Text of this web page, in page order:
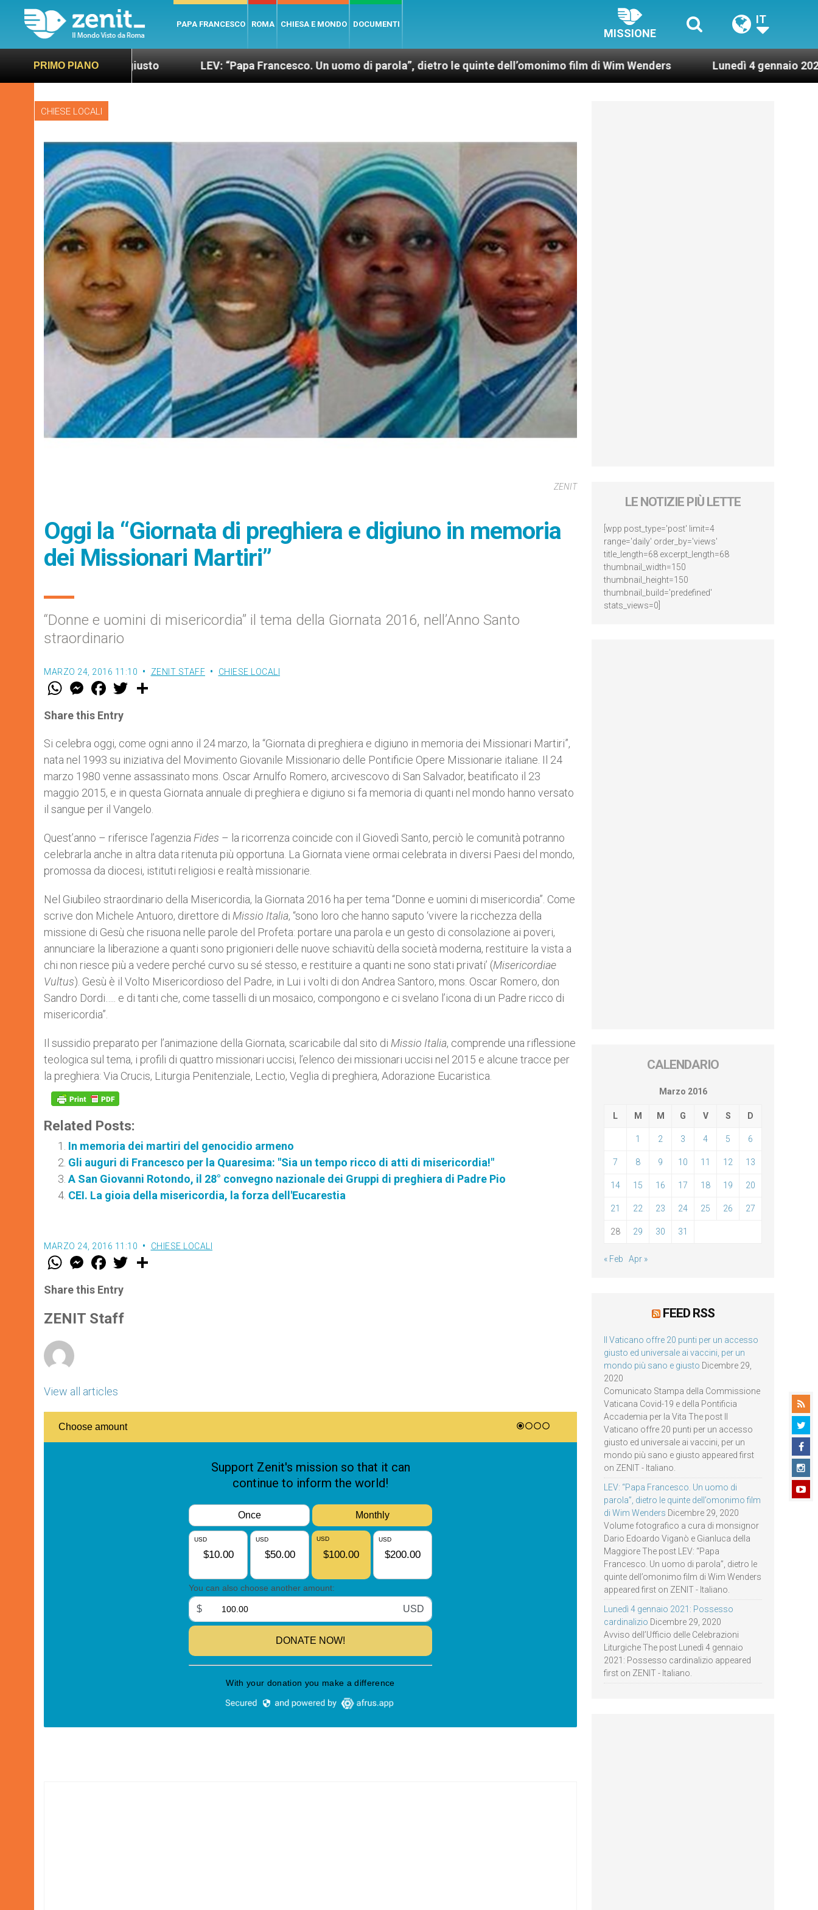
PAPA FRANCESCO ROMA CHIESA E MONDO DOCUMENTI
MISSIONE
IT
PRIMO PIANO
sano e giusto LEV: “Papa Francesco. Un uomo di parola”, dietro le quinte dell’omonimo film di Wim Wenders Lunedì 4 gennaio 2021: Possesso
CHIESE LOCALI
ZENIT
Oggi la “Giornata di preghiera e digiuno in memoria
dei Missionari Martiri”
“Donne e uomini di misericordia” il tema della Giornata 2016, nell’Anno Santo
straordinario
MARZO 24, 2016 11:10 ZENIT STAFF CHIESE LOCALI
W
t
s
p
p
M
e
s
e
g
e
r
F
a
e
b
o
k
w
r
Share this Entry
Si celebra oggi, come ogni anno il 24 marzo, la “Giornata di preghiera e digiuno in memoria dei Missionari Martiri”,
nata nel 1993 su iniziativa del Movimento Giovanile Missionario delle Pontificie Opere Missionarie italiane. Il 24
marzo 1980 venne assassinato mons. Oscar Arnulfo Romero, arcivescovo di San Salvador, beatificato il 23
maggio 2015, e in questa Giornata annuale di preghiera e digiuno si fa memoria di quanti nel mondo hanno versato
il sangue per il Vangelo.
Quest’anno – riferisce l’agenzia Fides – la ricorrenza coincide con il Giovedì Santo, perciò le comunità potranno
celebrarla anche in altra data ritenuta più opportuna. La Giornata viene ormai celebrata in diversi Paesi del mondo,
promossa da diocesi, istituti religiosi e realtà missionarie.
Nel Giubileo straordinario della Misericordia, la Giornata 2016 ha per tema “Donne e uomini di misericordia”. Come
scrive don Michele Antuoro, direttore di Missio Italia, “sono loro che hanno saputo ‘vivere la ricchezza della
missione di Gesù che risuona nelle parole del Profeta: portare una parola e un gesto di consolazione ai poveri,
annunciare la liberazione a quanti sono prigionieri delle nuove schiavitù della società moderna, restituire la vista a
chi non riesce più a vedere perché curvo su sé stesso, e restituire a quanti ne sono stati privati’ (Misericordiae
Vultus). Gesù è il Volto Misericordioso del Padre, in Lui i volti di don Andrea Santoro, mons. Oscar Romero, don
Sandro Dordi….. e di tanti che, come tasselli di un mosaico, compongono e ci svelano l’icona di un Padre ricco di
misericordia”.
​Il sussidio preparato per l’animazione della Giornata, scaricabile dal sito di Missio Italia, comprende una riflessione
teologica sul tema, i profili di quattro missionari uccisi, l’elenco dei missionari uccisi nel 2015 e alcune tracce per
la preghiera: Via Crucis, Liturgia Penitenziale, Lectio, Veglia di preghiera, Adorazione Eucaristica.
Related Posts:
In memoria dei martiri del genocidio armeno
Gli auguri di Francesco per la Quaresima: "Sia un tempo ricco di atti di misericordia!"
A San Giovanni Rotondo, il 28° convegno nazionale dei Gruppi di preghiera di Padre Pio
CEI. La gioia della misericordia, la forza dell'Eucarestia
MARZO 24, 2016 11:10 CHIESE LOCALI
W
t
s
p
p
M
e
s
e
g
e
F
a
e
b
o
k
w
Share this Entry
ZENIT Staff
View all articles
LE NOTIZIE PIÙ LETTE
[wpp post_type='post' limit=4
range='daily' order_by='views'
title_length=68 excerpt_length=68
thumbnail_width=150
thumbnail_height=150
thumbnail_build='predefined'
stats_views=0]
CALENDARIO
Marzo 2016
L M M G V S D
1 2 3 4 5 6
7 8 9 10 11 12 13
14 15 16 17 18 19 20
21 22 23 24 25 26 27
28 29 30 31
« Feb Apr »
FEED RSS
Il Vaticano offre 20 punti per un accesso
giusto ed universale ai vaccini, per un
mondo più sano e giusto Dicembre 29,
2020
Comunicato Stampa della Commissione
Vaticana Covid-19 e della Pontificia
Accademia per la Vita The post Il
Vaticano offre 20 punti per un accesso
giusto ed universale ai vaccini, per un
mondo più sano e giusto appeared first
on ZENIT - Italiano.
LEV: “Papa Francesco. Un uomo di
parola”, dietro le quinte dell’omonimo film
di Wim Wenders Dicembre 29, 2020
Volume fotografico a cura di monsignor
Dario Edoardo Viganò e Gianluca della
Maggiore The post LEV: “Papa
Francesco. Un uomo di parola”, dietro le
quinte dell’omonimo film di Wim Wenders
appeared first on ZENIT - Italiano.
Lunedì 4 gennaio 2021: Possesso
cardinalizio Dicembre 29, 2020
Avviso dell’Ufficio delle Celebrazioni
Liturgiche The post Lunedì 4 gennaio
2021: Possesso cardinalizio appeared
first on ZENIT - Italiano.